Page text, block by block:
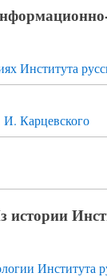
Института
Карцевского
истории
Института